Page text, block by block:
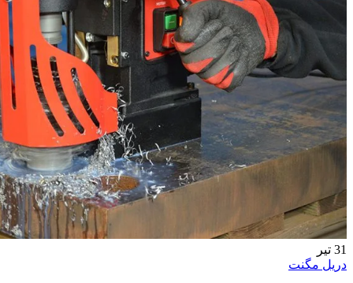
31 تیر
دریل مگنت